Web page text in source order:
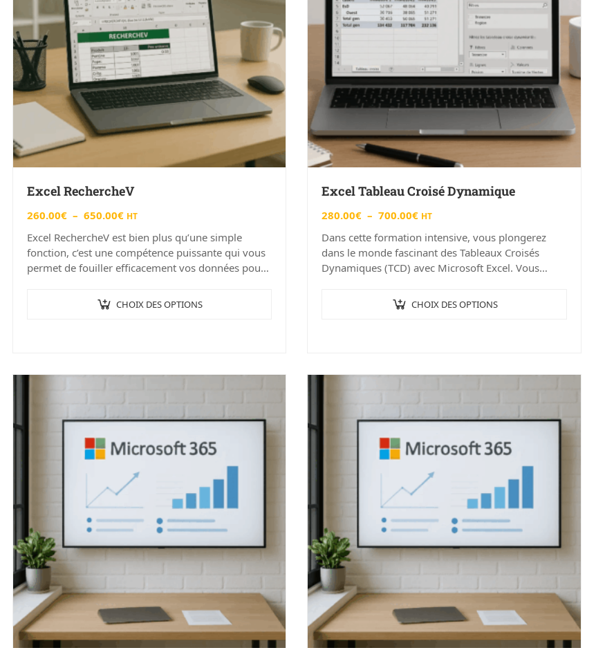
Excel RechercheV
260.00€ – 650.00€ HT
Excel RechercheV est bien plus qu’une simple
fonction, c’est une compétence puissante qui vous
permet de fouiller efficacement vos données pour
CHOIX DES OPTIONS
Excel Tableau Croisé Dynamique
280.00€ – 700.00€ HT
Dans cette formation intensive, vous plongerez
dans le monde fascinant des Tableaux Croisés
Dynamiques (TCD) avec Microsoft Excel. Vous
puissante fonctionnalité…CHOIX DES OPTIONS